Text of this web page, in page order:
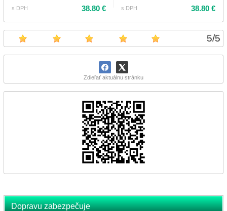
5/5
Zdieľať aktuálnu stránku
Dopravu zabezpečuje
s DPH
38.80 €
s DPH
38.80 €